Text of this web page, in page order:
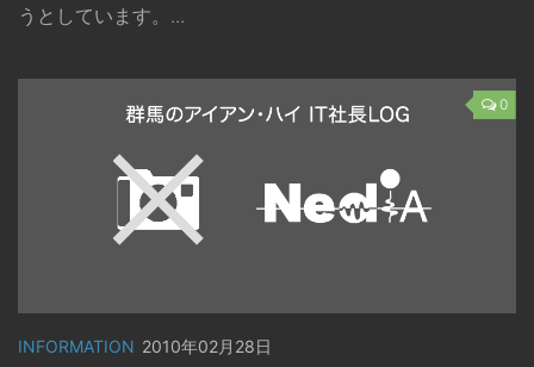
うとしています。...
0
INFORMATION 2010年02月28日